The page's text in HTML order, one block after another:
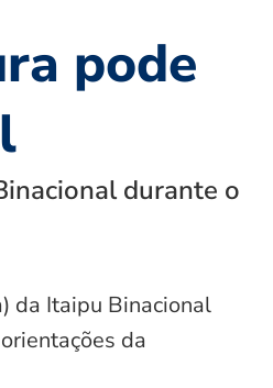
pode
durante o
da Itaipu Binacional
da